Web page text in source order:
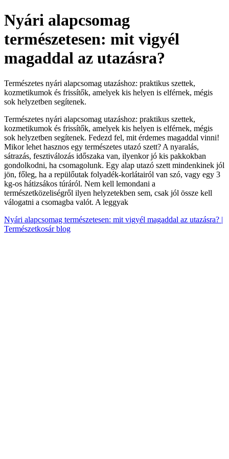
Nyári alapcsomag
természetesen: mit vigyél
magaddal az utazásra?
Természetes nyári alapcsomag utazáshoz: praktikus szettek,
kozmetikumok és frissítők, amelyek kis helyen is elférnek, mégis
sok helyzetben segítenek.
Természetes nyári alapcsomag utazáshoz: praktikus szettek,
kozmetikumok és frissítők, amelyek kis helyen is elférnek, mégis
sok helyzetben segítenek. Fedezd fel, mit érdemes magaddal vinni!
Mikor lehet hasznos egy természetes utazó szett? A nyaralás,
sátrazás, fesztiválozás időszaka van, ilyenkor jó kis pakkokban
gondolkodni, ha csomagolunk. Egy alap utazó szett mindenkinek jól
jön, főleg, ha a repülőutak folyadék-korlátairól van szó, vagy egy 3
kg-os hátizsákos túráról. Nem kell lemondani a
természetközeliségről ilyen helyzetekben sem, csak jól össze kell
válogatni a csomagba valót. A leggyak
Nyári alapcsomag természetesen: mit vigyél magaddal az utazásra? |
Természetkosár blog